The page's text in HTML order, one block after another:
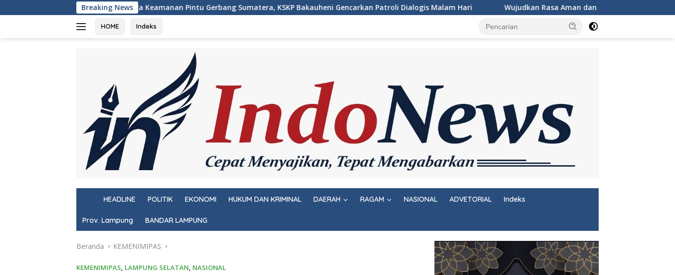
ke
Breaking News
Jaga Keamanan Pintu Gerbang Sumatera, KSKP Bakauheni Gencarkan Patroli Dialogis Malam Hari Wujudkan Rasa Aman dan Damai, Personel KSKP Merak Intensifkan Patroli di
HOME Indeks
e
HEADLINE POLITIK EKONOMI HUKUM DAN KRIMINAL DAERAH RAGAM NASIONAL ADVETORIAL Indeks
Prov. Lampung BANDAR LAMPUNG
Beranda KEMENIMIPAS
KEMENIMIPAS, LAMPUNG SELATAN, NASIONAL